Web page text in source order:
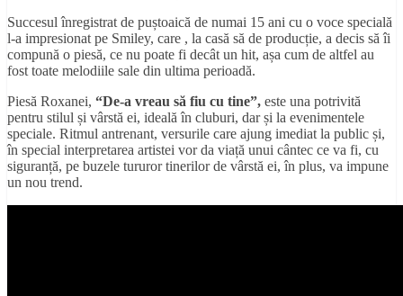
Succesul înregistrat de puștoaică de numai 15 ani cu o voce specială
l-a impresionat pe Smiley, care , la casă să de producție, a decis să îi
compună o piesă, ce nu poate fi decât un hit, așa cum de altfel au
fost toate melodiile sale din ultima perioadă.
Piesă Roxanei, “De-a vreau să fiu cu tine”, este una potrivită
pentru stilul și vârstă ei, ideală în cluburi, dar și la evenimentele
speciale. Ritmul antrenant, versurile care ajung imediat la public și,
în special interpretarea artistei vor da viață unui cântec ce va fi, cu
siguranță, pe buzele tururor tinerilor de vârstă ei, în plus, va impune
un nou trend.